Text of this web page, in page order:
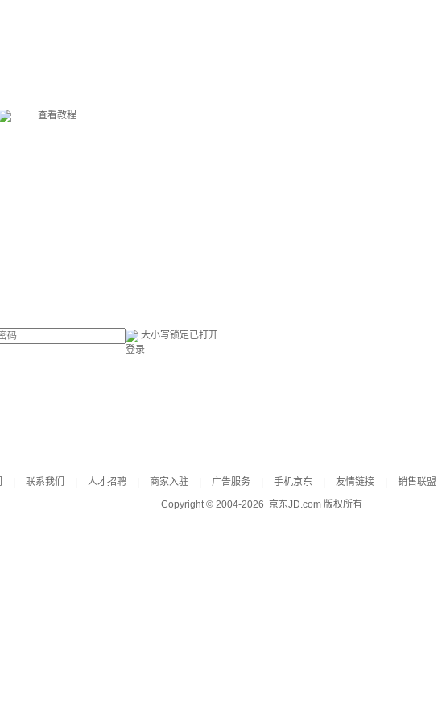
查看教程
大小写锁定已打开
登录
联系我们 人才招聘 商家入驻 广告服务 手机京东 友情链接 销售联盟
Copyright © 2004-2026 京东JD.com 版权所有